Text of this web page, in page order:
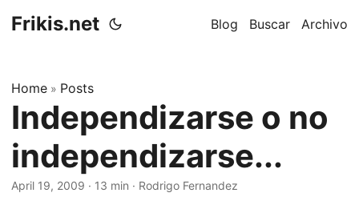
Frikis.net Blog Buscar Archivo
Home » Posts
Independizarse o no
independizarse...
April 19, 2009 · 13 min · Rodrigo Fernandez